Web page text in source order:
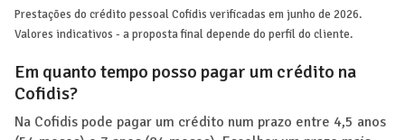
Prestações do crédito pessoal Cofidis verificadas em junho de 2026.
Valores indicativos - a proposta final depende do perfil do cliente.
Em quanto tempo posso pagar um crédito na
Cofidis?
Na Cofidis pode pagar um crédito num prazo entre 4,5 anos